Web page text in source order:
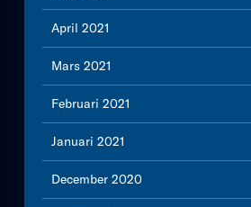
April 2021
Mars 2021
Februari 2021
Januari 2021
December 2020